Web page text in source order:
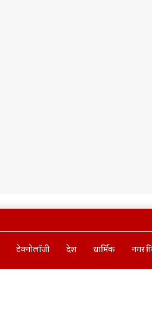
टेक्नोलॉजी देश धार्मिक नगर